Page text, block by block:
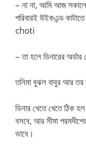
– না না, আমি আজ
পরিবারই উইকএন্ড
choti
– তা হলে ডিনারের
তনিমা বুঝল বাবুর আর তর
ডিনার খেতে খেতে ঠিক
বসবে, আর সীমা
ভাবে।